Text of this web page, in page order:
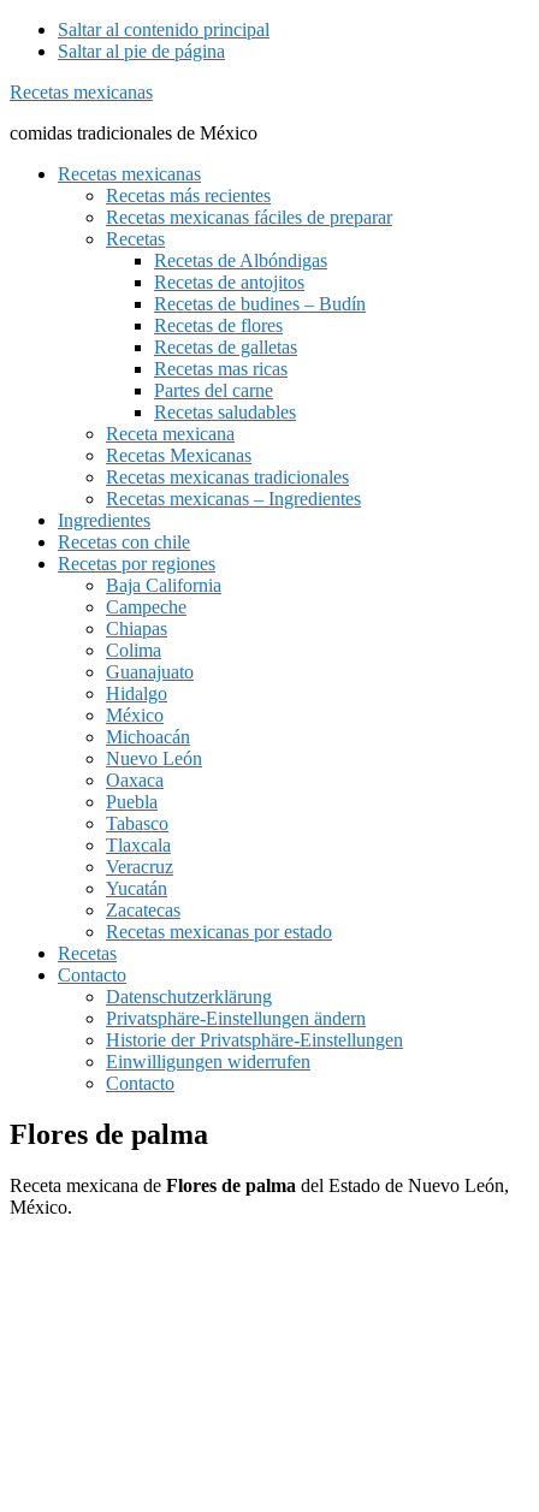
Saltar al contenido principal
Saltar al pie de página
Recetas mexicanas
comidas tradicionales de México
Recetas mexicanas
Recetas más recientes
Recetas mexicanas fáciles de preparar
Recetas
Recetas de Albóndigas
Recetas de antojitos
Recetas de budines – Budín
Recetas de flores
Recetas de galletas
Recetas mas ricas
Partes del carne
Recetas saludables
Receta mexicana
Recetas Mexicanas
Recetas mexicanas tradicionales
Recetas mexicanas – Ingredientes
Ingredientes
Recetas con chile
Recetas por regiones
Baja California
Campeche
Chiapas
Colima
Guanajuato
Hidalgo
México
Michoacán
Nuevo León
Oaxaca
Puebla
Tabasco
Tlaxcala
Veracruz
Yucatán
Zacatecas
Recetas mexicanas por estado
Recetas
Contacto
Datenschutzerklärung
Privatsphäre-Einstellungen ändern
Historie der Privatsphäre-Einstellungen
Einwilligungen widerrufen
Contacto
Flores de palma
Receta mexicana de Flores de palma del Estado de Nuevo León,
México.